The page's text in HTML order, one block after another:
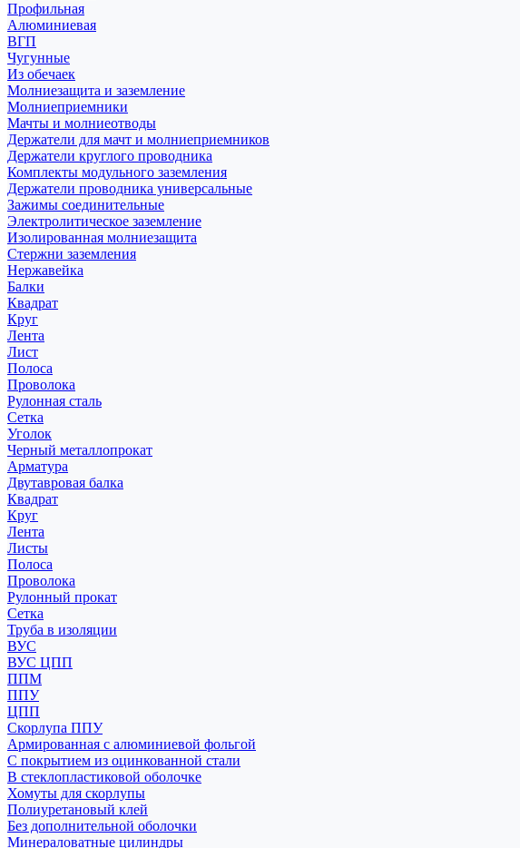
Профильная
Алюминиевая
ВГП
Чугунные
Из обечаек
Молниезащита и заземление
Молниеприемники
Мачты и молниеотводы
Держатели для мачт и молниеприемников
Держатели круглого проводника
Комплекты модульного заземления
Держатели проводника универсальные
Зажимы соединительные
Электролитическое заземление
Изолированная молниезащита
Стержни заземления
Нержавейка
Балки
Квадрат
Круг
Лента
Лист
Полоса
Проволока
Рулонная сталь
Сетка
Уголок
Черный металлопрокат
Арматура
Двутавровая балка
Квадрат
Круг
Лента
Листы
Полоса
Проволока
Рулонный прокат
Сетка
Труба в изоляции
ВУС
ВУС ЦПП
ППМ
ППУ
ЦПП
Скорлупа ППУ
Армированная с алюминиевой фольгой
С покрытием из оцинкованной стали
В стеклопластиковой оболочке
Хомуты для скорлупы
Полиуретановый клей
Без дополнительной оболочки
Минераловатные цилиндры